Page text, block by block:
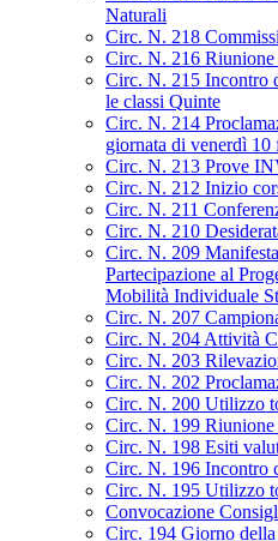
Naturali
Circ. N. 218
Circ. N. 216 Riunione
Circ. N. 215 Incontro
le classi Quinte
Circ. N. 214
giornata di venerdì
Circ. N. 213 Prove
Circ. N. 212 Inizio
Circ. N. 211
Circ. N. 210
Circ. N. 209
Partecipazione al
Mobilità Individuale
Circ. N. 207
Circ. N. 204 Attività
Circ. N. 203
Circ. N. 202
Circ. N. 200 Utilizzo
Circ. N. 199 Riunione
Circ. N. 198 Esiti
Circ. N. 196 Incontro
Circ. N. 195 Utilizzo
Convocazione
Circ. 194 Giorno